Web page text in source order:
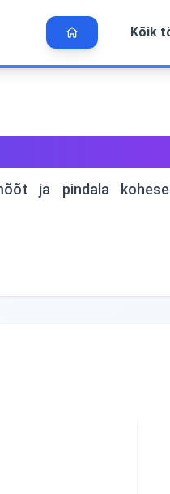
Kõik
ja pindala
Armastad seda
paremaks muuta!